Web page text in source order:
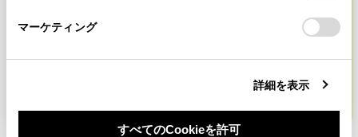
マーケティング
詳細を表示
すべてのCookieを許可
消火を試みてもすぐに消えない、もしくは
自分の背の高さ以上に燃え広がっていた
ら、もう消せない。すぐに避難しよう。